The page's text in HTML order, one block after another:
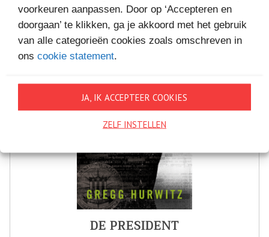
voorkeuren aanpassen. Door op ‘Accepteren en
doorgaan’ te klikken, ga je akkoord met het gebruik
van alle categorieën cookies zoals omschreven in
ons cookie statement.
JA, IK ACCEPTEER COOKIES
ZELF INSTELLEN
DE PRESIDENT